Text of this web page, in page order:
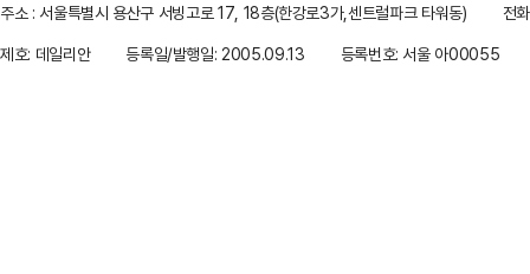
주소 : 서울특별시 용산구 서빙고로 17, 18층(한강로3가,센트럴파크 타워동)
전
제호: 데일리안
등록일/발행일: 2005.09.13 등록번호: 서울 아00055